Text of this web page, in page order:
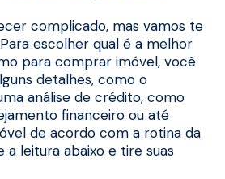
complicado, mas vamos te
escolher qual é a melhor
para comprar imóvel, você
detalhes, como o
análise de crédito, como
financeiro ou até
de acordo com a rotina da
a leitura abaixo e tire suas